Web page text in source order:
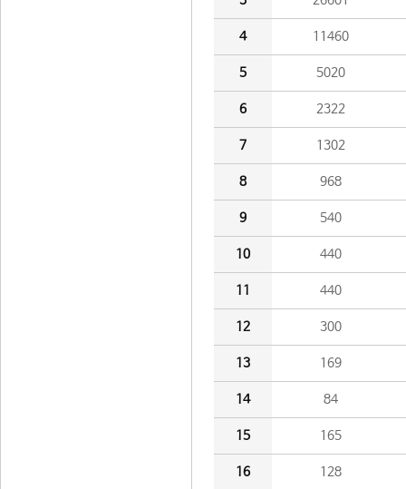
4 11460
5 5020
6 2322
7 1302
8 968
9 540
10 440
11 440
12 300
13 169
14 84
15 165
16 128